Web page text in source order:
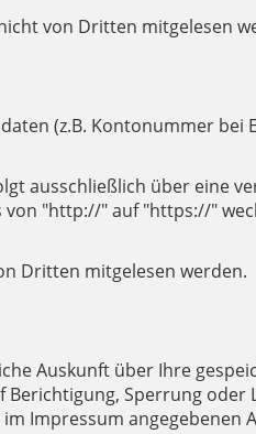
von Dritten mitgelesen
(z.B. Kontonummer bei
ausschließlich über eine
"http://" auf "https://"
Dritten mitgelesen werden.
Auskunft über Ihre
Sperrung oder
Impressum angegebenen